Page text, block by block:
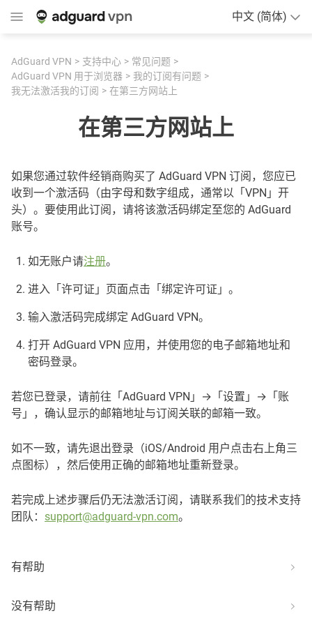
中文 (简体)
AdGuard VPN 支持中心
常见问题
AdGuard VPN 用于浏览器
我的订阅有问题
我无法激活我的订阅
在第三方网站上
在第三方网站上
如果您通过软件经销商购买了 AdGuard VPN 订阅，您应已
收到一个激活码（由字母和数字组成，通常以「VPN」开
头）。要使用此订阅，请将该激活码绑定至您的 AdGuard
账号。
如无账户请注册。
进入「许可证」页面点击「绑定许可证」。
输入激活码完成绑定 AdGuard VPN。
打开 AdGuard VPN 应用，并使用您的电子邮箱地址和
密码登录。
若您已登录，请前往「AdGuard VPN」→「设置」→「账
号」，确认显示的邮箱地址与订阅关联的邮箱一致。
如不一致，请先退出登录（iOS/Android 用户点击右上角三
点图标），然后使用正确的邮箱地址重新登录。
若完成上述步骤后仍无法激活订阅，请联系我们的技术支持
团队： support@adguard-vpn.com。
有帮助
没有帮助